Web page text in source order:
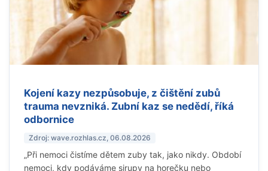
Kojení kazy nezpůsobuje, z čištění zubů
trauma nevzniká. Zubní kaz se nedědí, říká
odbornice
Zdroj: wave.rozhlas.cz, 06.08.2026
„Při nemoci čistíme dětem zuby tak, jako nikdy. Období
nemoci, kdy podáváme sirupy na horečku nebo